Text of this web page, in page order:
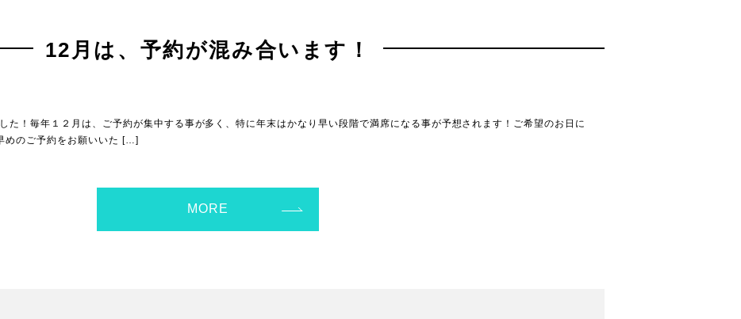
12月は、予約が混み合います！
た！毎年１２月は、ご予約が集中する事が多く、特に年末はかなり早い段階で満席になる事が予想されます！ご希望のお日に
めのご予約をお願いいた […]
MORE